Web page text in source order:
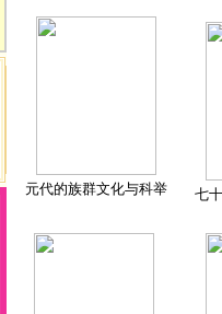
元代的族群文化与科举 七